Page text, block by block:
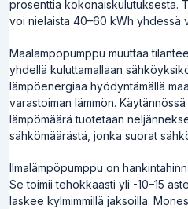
prosenttia kokonaiskulutuksesta.
voi nielaista 40–60 kWh yhdessä
Maalämpöpumppu muuttaa
yhdellä kuluttamallaan
lämpöenergiaa hyödyntämällä
varastoiman lämmön.
lämpömäärä tuotetaan
sähkömäärästä, jonka suorat
Ilmalämpöpumppu on
Se toimii tehokkaasti yli -10–15
laskee kylmimmillä jaksoilla.